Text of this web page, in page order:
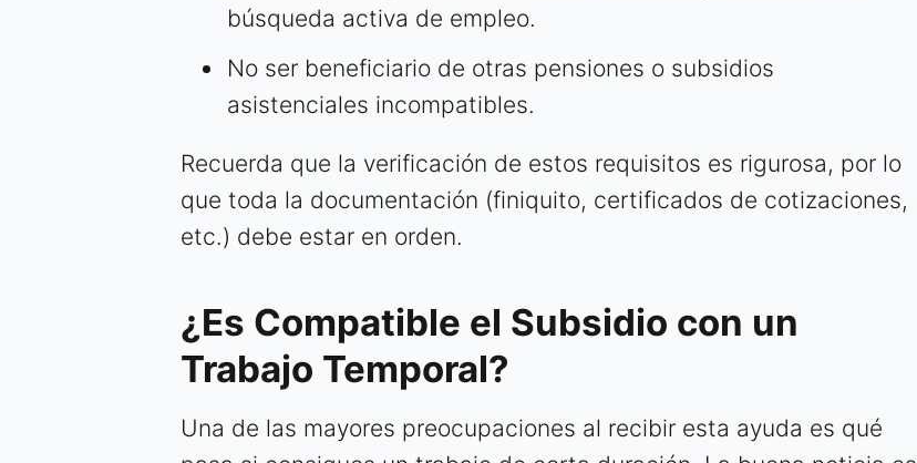
búsqueda activa de empleo.
No ser beneficiario de otras pensiones o subsidios
asistenciales incompatibles.
Recuerda que la verificación de estos requisitos es rigurosa, por lo
que toda la documentación (finiquito, certificados de cotizaciones,
etc.) debe estar en orden.
¿Es Compatible el Subsidio con un
Trabajo Temporal?
Una de las mayores preocupaciones al recibir esta ayuda es qué